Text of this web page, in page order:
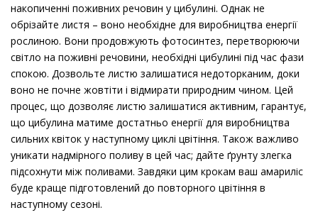
накопиченні поживних речовин у цибулині. Однак не
обрізайте листя – воно необхідне для виробництва енергії
рослиною. Вони продовжують фотосинтез, перетворюючи
світло на поживні речовини, необхідні цибулині під час фази
спокою. Дозвольте листю залишатися недоторканим, доки
воно не почне жовтіти і відмирати природним чином. Цей
процес, що дозволяє листю залишатися активним, гарантує,
що цибулина матиме достатньо енергії для виробництва
сильних квіток у наступному циклі цвітіння. Також важливо
уникати надмірного поливу в цей час; дайте ґрунту злегка
підсохнути між поливами. Завдяки цим крокам ваш амариліс
буде краще підготовлений до повторного цвітіння в
наступному сезоні.